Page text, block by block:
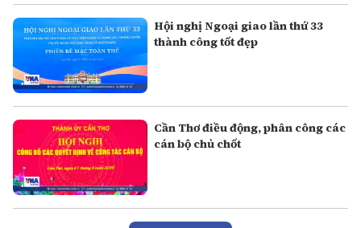
Hội nghị Ngoại giao lần thứ 33
thành công tốt đẹp
Cần Thơ điều động, phân công các
cán bộ chủ chốt